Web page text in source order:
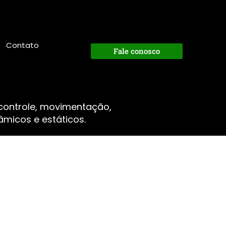
Contato
Fale conosco
movimentação,
e estáticos.